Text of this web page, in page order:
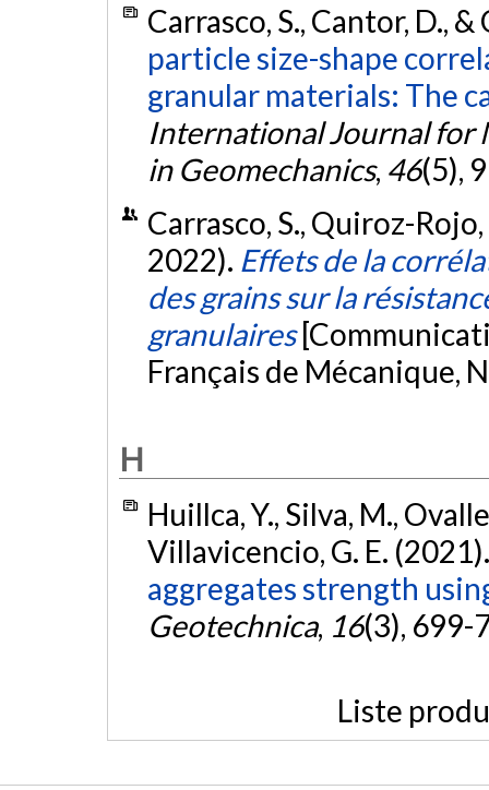
Carrasco, S., Cantor, D.,
particle size-shape
granular materials: The
International Journal for
in Geomechanics, 46(5),
Carrasco, S., Quiroz-
2022). Effets de la
des grains sur la
granulaires
Français de Mécanique,
H
Huillca, Y., Silva, M.,
Villavicencio, G. E.
aggregates strength
Geotechnica, 16(3), 699-
Liste